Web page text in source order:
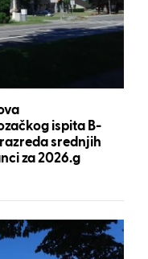
ispita B-
srednjih
za 2026.g